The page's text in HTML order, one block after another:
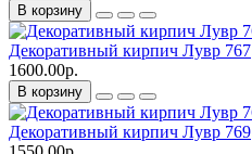
В корзину
Декоративный кирпич Лувр 767
1600.00р.
В корзину
Декоративный кирпич Лувр 769